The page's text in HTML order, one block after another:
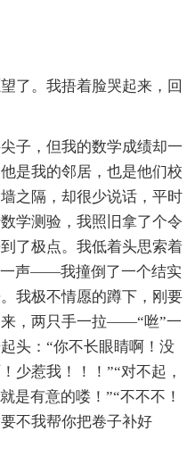
。我捂着脸哭起来，回
，但我的数学成绩却一
是我的邻居，也是他们校
之隔，却很少说话，平时
学测验，我照旧拿了个令
了极点。我低着头思索着
一声——我撞倒了一个结实
我极不情愿的蹲下，刚要
，两只手一拉——“咝”一
头：“你不长眼睛啊！没
少惹我！！！”“对不起，
是有意的喽！”“不不不！
不我帮你把卷子补好